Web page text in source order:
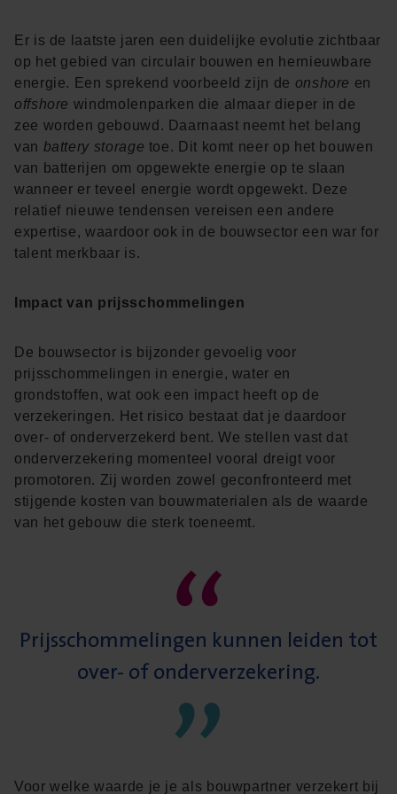
Er is de laatste jaren een duidelijke evolutie zichtbaar
op het gebied van circulair bouwen en hernieuwbare
energie. Een sprekend voorbeeld zijn de onshore en
offshore windmolenparken die almaar dieper in de
zee worden gebouwd. Daarnaast neemt het belang
van battery storage toe. Dit komt neer op het bouwen
van batterijen om opgewekte energie op te slaan
wanneer er teveel energie wordt opgewekt. Deze
relatief nieuwe tendensen vereisen een andere
expertise, waardoor ook in de bouwsector een war for
talent merkbaar is.
Impact van prijsschommelingen
De bouwsector is bijzonder gevoelig voor
prijsschommelingen in energie, water en
grondstoffen, wat ook een impact heeft op de
verzekeringen. Het risico bestaat dat je daardoor
over- of onderverzekerd bent. We stellen vast dat
onderverzekering momenteel vooral dreigt voor
promotoren. Zij worden zowel geconfronteerd met
stijgende kosten van bouwmaterialen als de waarde
van het gebouw die sterk toeneemt.
“
Prijsschommelingen kunnen leiden tot
over- of onderverzekering.
Voor welke waarde je je als bouwpartner verzekert bij